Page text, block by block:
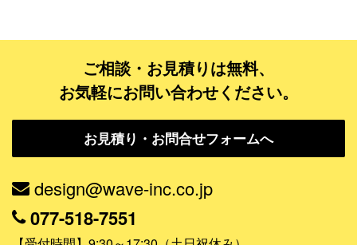
ご相談・お見積りは無料、
お気軽にお問い合わせください。
お見積り・お問合せフォームへ
design@wave-inc.co.jp
077-518-7551